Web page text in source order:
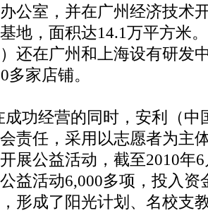
公室，并在广州经济技术
地，面积达14.1万平方米。
还在广州和上海设有研发
多家店铺。
成功经营的同时，安利（中
责任，采用以志愿者为主
展公益活动，截至2010年6
益活动6,000多项，投入资
形成了阳光计划、名校支